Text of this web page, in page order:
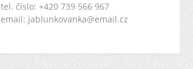
tel. číslo: +420 739 566 967
email: jablunkovanka@email.cz